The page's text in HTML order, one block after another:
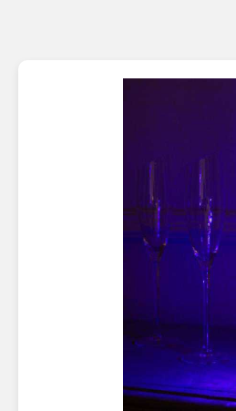
Батареи салютов
Батареи салютов
Средние фейерверки
Большие фейерверки
Супер-фейерверки